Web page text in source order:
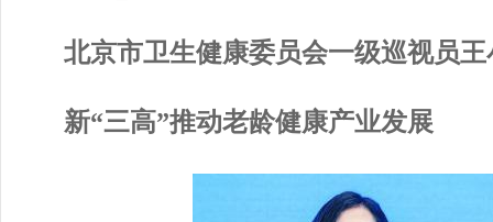
北京市卫生健康委员会一级巡视员王
新“三高”推动老龄健康产业发展